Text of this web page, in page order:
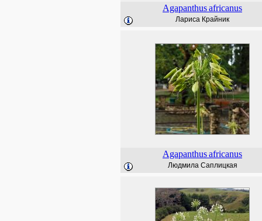
Agapanthusafricanus
Лариса Крайник
Agapanthusafricanus
Людмила Саплицкая